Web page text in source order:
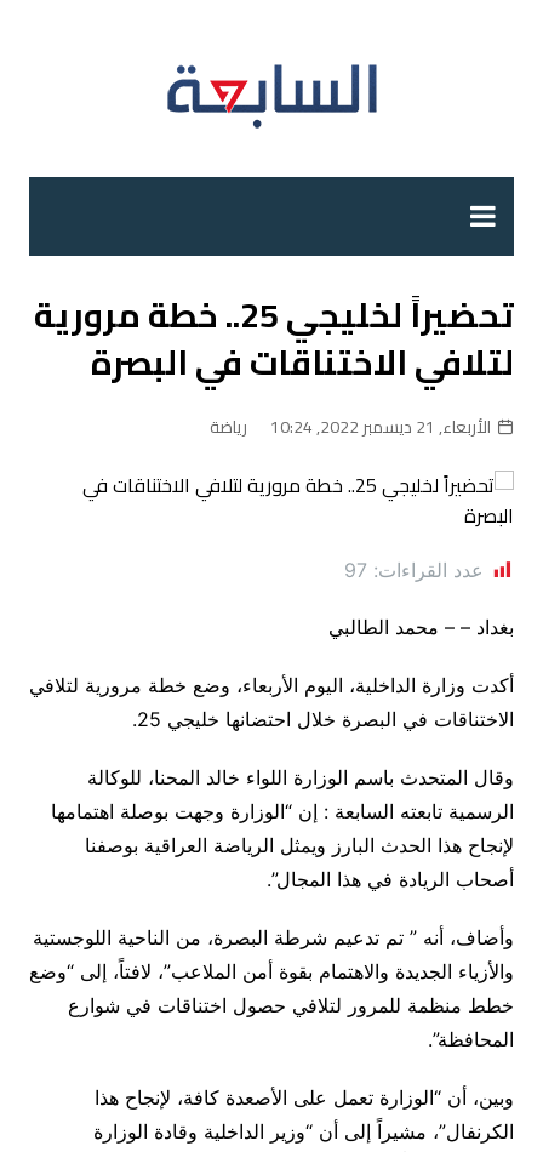
تحضيراً لخليجي 25.. خطة مرورية
لتلافي الاختناقات في البصرة
الأربعاء, 21 ديسمبر 2022, 10:24 رياضة
عدد القراءات: 97
بغداد – – محمد الطالبي
أكدت وزارة الداخلية، اليوم الأربعاء، وضع خطة مرورية لتلافي
الاختناقات في البصرة خلال احتضانها خليجي 25.
وقال المتحدث باسم الوزارة اللواء خالد المحنا، للوكالة
الرسمية تابعته السابعة : إن “الوزارة وجهت بوصلة اهتمامها
لإنجاح هذا الحدث البارز ويمثل الرياضة العراقية بوصفنا
أصحاب الريادة في هذا المجال”.
وأضاف، أنه ” تم تدعيم شرطة البصرة، من الناحية اللوجستية
والأزياء الجديدة والاهتمام بقوة أمن الملاعب”، لافتاً، إلى “وضع
خطط منظمة للمرور لتلافي حصول اختناقات في شوارع
المحافظة”.
وبين، أن “الوزارة تعمل على الأصعدة كافة، لإنجاح هذا
الكرنفال”، مشيراً إلى أن “وزير الداخلية وقادة الوزارة